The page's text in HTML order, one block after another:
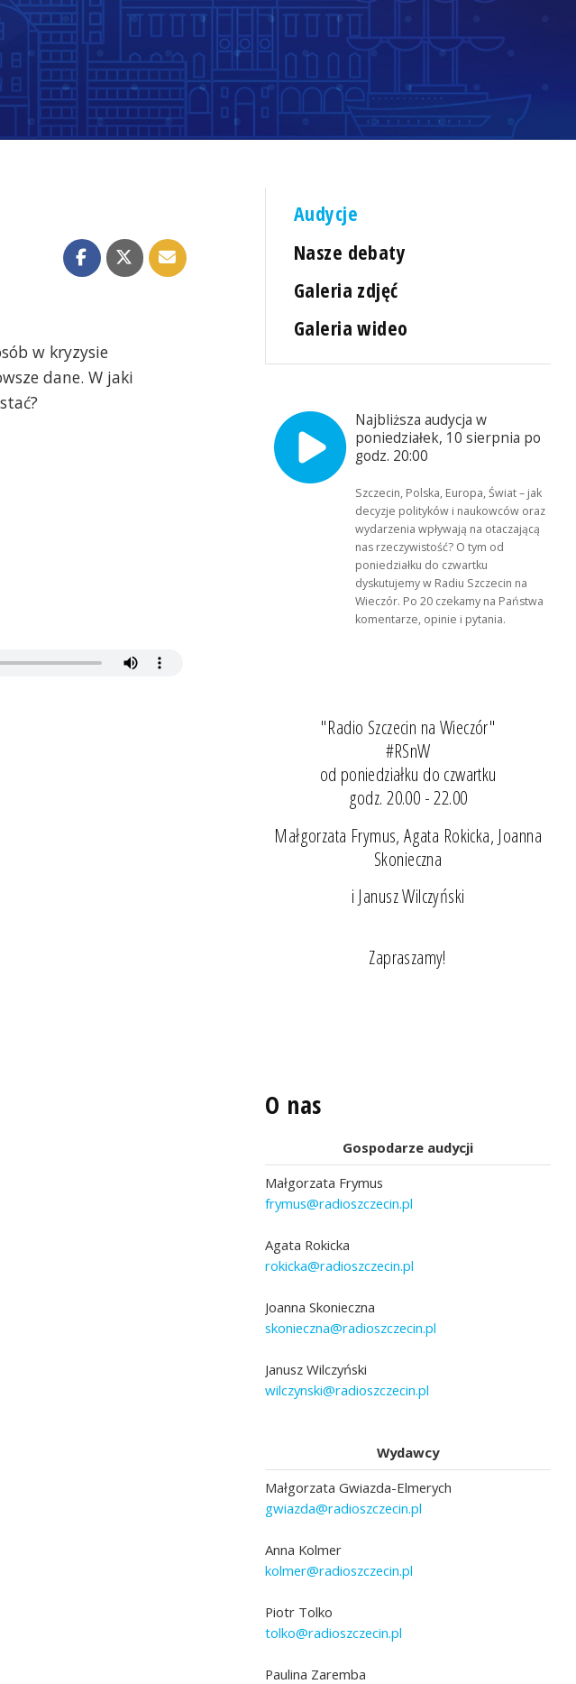
w kryzysie
dane. W jaki
Audycje
Nasze debaty
Galeria zdjęć
Galeria wideo
Najbliższa audycja w
poniedziałek, 10 sierpnia po
godz. 20:00
Szczecin, Polska, Europa, Świat – jak
decyzje polityków i naukowców oraz
wydarzenia wpływają na otaczającą
nas rzeczywistość? O tym od
poniedziałku do czwartku
dyskutujemy w Radiu Szczecin na
Wieczór. Po 20 czekamy na Państwa
komentarze, opinie i pytania.
"Radio Szczecin na Wieczór"
#RSnW
od poniedziałku do czwartku
godz. 20.00 - 22.00
Małgorzata Frymus, Agata Rokicka, Joanna
Skonieczna
i Janusz Wilczyński
Zapraszamy!
O nas
Gospodarze audycji
Małgorzata Frymus
frymus@radioszczecin.pl
Agata Rokicka
rokicka@radioszczecin.pl
Joanna Skonieczna
skonieczna@radioszczecin.pl
Janusz Wilczyński
wilczynski@radioszczecin.pl
Wydawcy
Małgorzata Gwiazda-Elmerych
gwiazda@radioszczecin.pl
Anna Kolmer
kolmer@radioszczecin.pl
Piotr Tolko
tolko@radioszczecin.pl
Paulina Zaremba